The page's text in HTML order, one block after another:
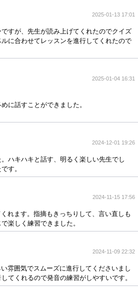
2025-01-13 17:01
すが、先生が読み上げてくれたのでクイズ
に合わせてレッスンを進行してくれたので
2025-01-04 16:31
に話すことができました。
2024-12-01 19:26
ハキハキと話す、明るく楽しい先生でし
す。
2024-11-15 17:56
れます。指摘もきっちりして、言い直しも
楽しく練習できました。
2024-11-09 22:32
雰囲気でスムーズに進行してくださいまし
てくれるので発音の練習がしやすいです。